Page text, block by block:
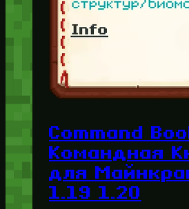
Command
Командная
для
1.19 1.20